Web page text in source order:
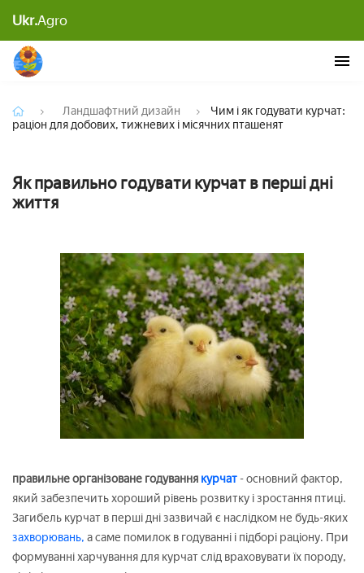
Ukr.Agroтижневих і місячних пташенят
Ландшафтний дизайн
Чим і як годувати курчат:
раціон для добових, тижневих і місячних пташенят
Як правильно годувати курчат в перші дні
життя
правильне організоване годування курчат - основний фактор,
який забезпечить хороший рівень розвитку і зростання птиці.
Загибель курчат в перші дні зазвичай є наслідком не будь-яких
захворювань, а саме помилок в годуванні і підборі раціону. При
формуванні харчування для курчат слід враховувати їх породу,